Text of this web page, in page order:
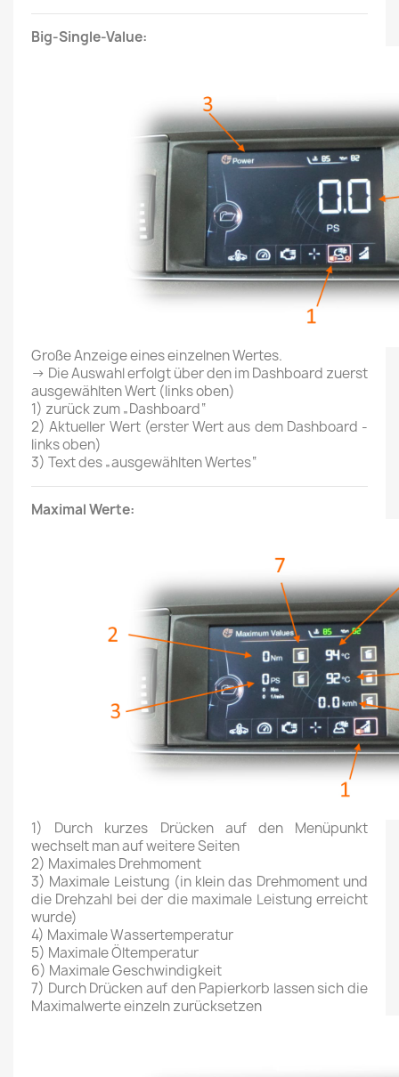
Big-Single-Value:
Große Anzeige eines einzelnen Wertes.
→ Die Auswahl erfolgt über den im Dashboard zuerst
ausgewählten Wert (links oben)
1) zurück zum „Dashboard“
2) Aktueller Wert (erster Wert aus dem Dashboard -
links oben)
3) Text des „ausgewählten Wertes“
Maximal Werte:
1) Durch kurzes Drücken auf den Menüpunkt
wechselt man auf weitere Seiten
2) Maximales Drehmoment
3) Maximale Leistung (in klein das Drehmoment und
die Drehzahl bei der die maximale Leistung erreicht
wurde)
4) Maximale Wassertemperatur
5) Maximale Öltemperatur
6) Maximale Geschwindigkeit
7) Durch Drücken auf den Papierkorb lassen sich die
Maximalwerte einzeln zurücksetzen